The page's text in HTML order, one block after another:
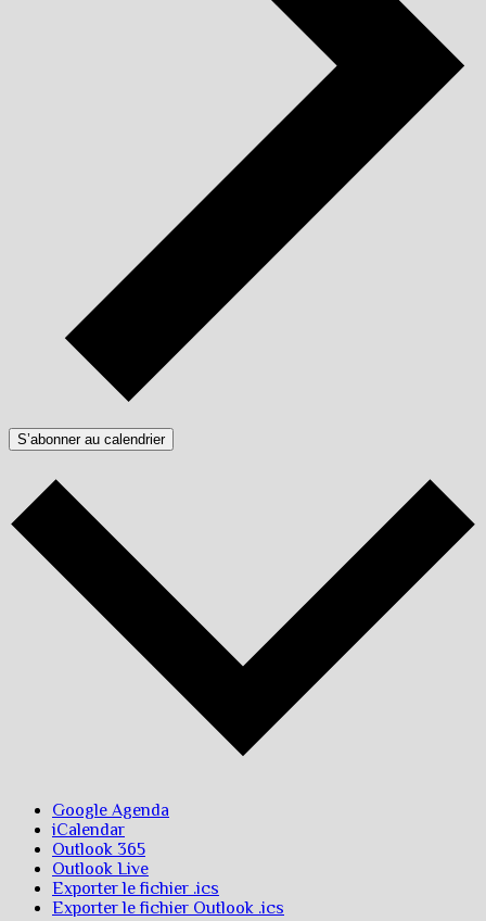
S’abonner au calendrier
Google Agenda
iCalendar
Outlook 365
Outlook Live
Exporter le fichier .ics
Exporter le fichier Outlook .ics